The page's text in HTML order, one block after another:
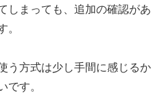
しまっても、追加の確認があ
。
う方式は少し手間に感じるか
です。